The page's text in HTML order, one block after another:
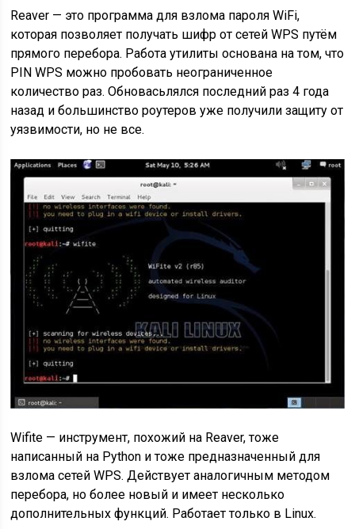
Reaver — это программа для взлома пароля WiFi,
которая позволяет получать шифр от сетей WPS путём
прямого перебора. Работа утилиты основана на том, что
PIN WPS можно пробовать неограниченное
количество раз. Обновасьлялся последний раз 4 года
назад и большинство роутеров уже получили защиту от
уязвимости, но не все.
Wifite — инструмент, похожий на Reaver, тоже
написанный на Python и тоже предназначенный для
взлома сетей WPS. Действует аналогичным методом
перебора, но более новый и имеет несколько
дополнительных функций. Работает только в Linux.